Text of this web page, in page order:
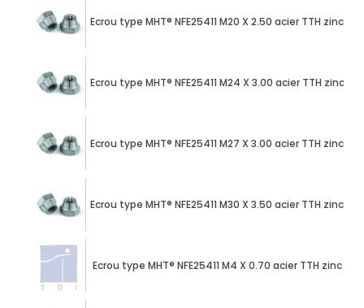
Ecrou type MHT® NFE25411 M20 X 2.50 acier TTH zinc
Ecrou type MHT® NFE25411 M24 X 3.00 acier TTH zinc
Ecrou type MHT® NFE25411 M27 X 3.00 acier TTH zinc
Ecrou type MHT® NFE25411 M30 X 3.50 acier TTH zinc
Ecrou type MHT® NFE25411 M4 X 0.70 acier TTH zinc